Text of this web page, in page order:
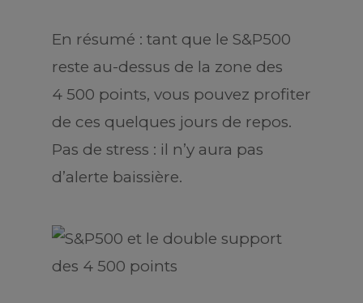
En résumé : tant que le S&P500
reste au-dessus de la zone des
4 500 points, vous pouvez profiter
de ces quelques jours de repos.
Pas de stress : il n’y aura pas
d’alerte baissière.